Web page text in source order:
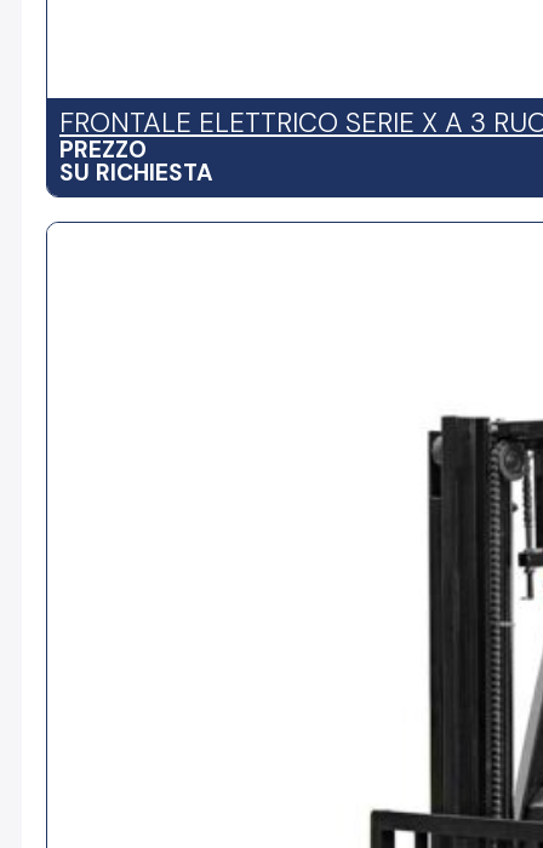
FRONTALE ELETTRICO SERIE X A 3
PREZZO
SU RICHIESTA